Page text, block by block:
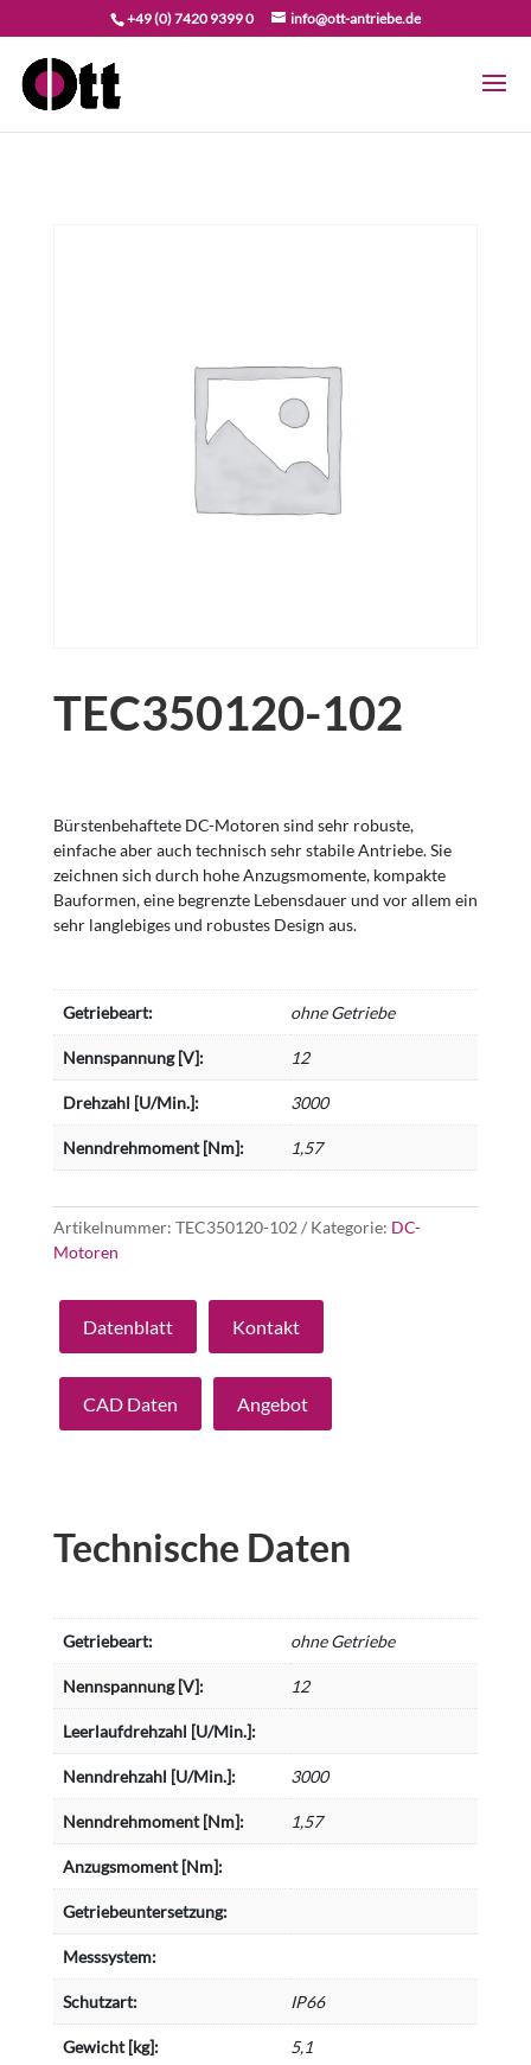
+49 (0) 7420 9399 0 info@ott-antriebe.de
TEC350120-102
Bürstenbehaftete DC-Motoren sind sehr robuste,
einfache aber auch technisch sehr stabile Antriebe. Sie
zeichnen sich durch hohe Anzugsmomente, kompakte
Bauformen, eine begrenzte Lebensdauer und vor allem ein
sehr langlebiges und robustes Design aus.
Getriebeart: ohne Getriebe
Nennspannung [V]: 12
Drehzahl [U/Min.]: 3000
Nenndrehmoment [Nm]: 1,57
Artikelnummer: TEC350120-102 Kategorie: DC-
Motoren
Datenblatt Kontakt
CAD Daten Angebot
Technische Daten
Getriebeart: ohne Getriebe
Nennspannung [V]: 12
Leerlaufdrehzahl [U/Min.]:
Nenndrehzahl [U/Min.]: 3000
Nenndrehmoment [Nm]: 1,57
Anzugsmoment [Nm]:
Getriebeuntersetzung:
Messsystem:
Schutzart: IP66
Gewicht [kg]: 5,1